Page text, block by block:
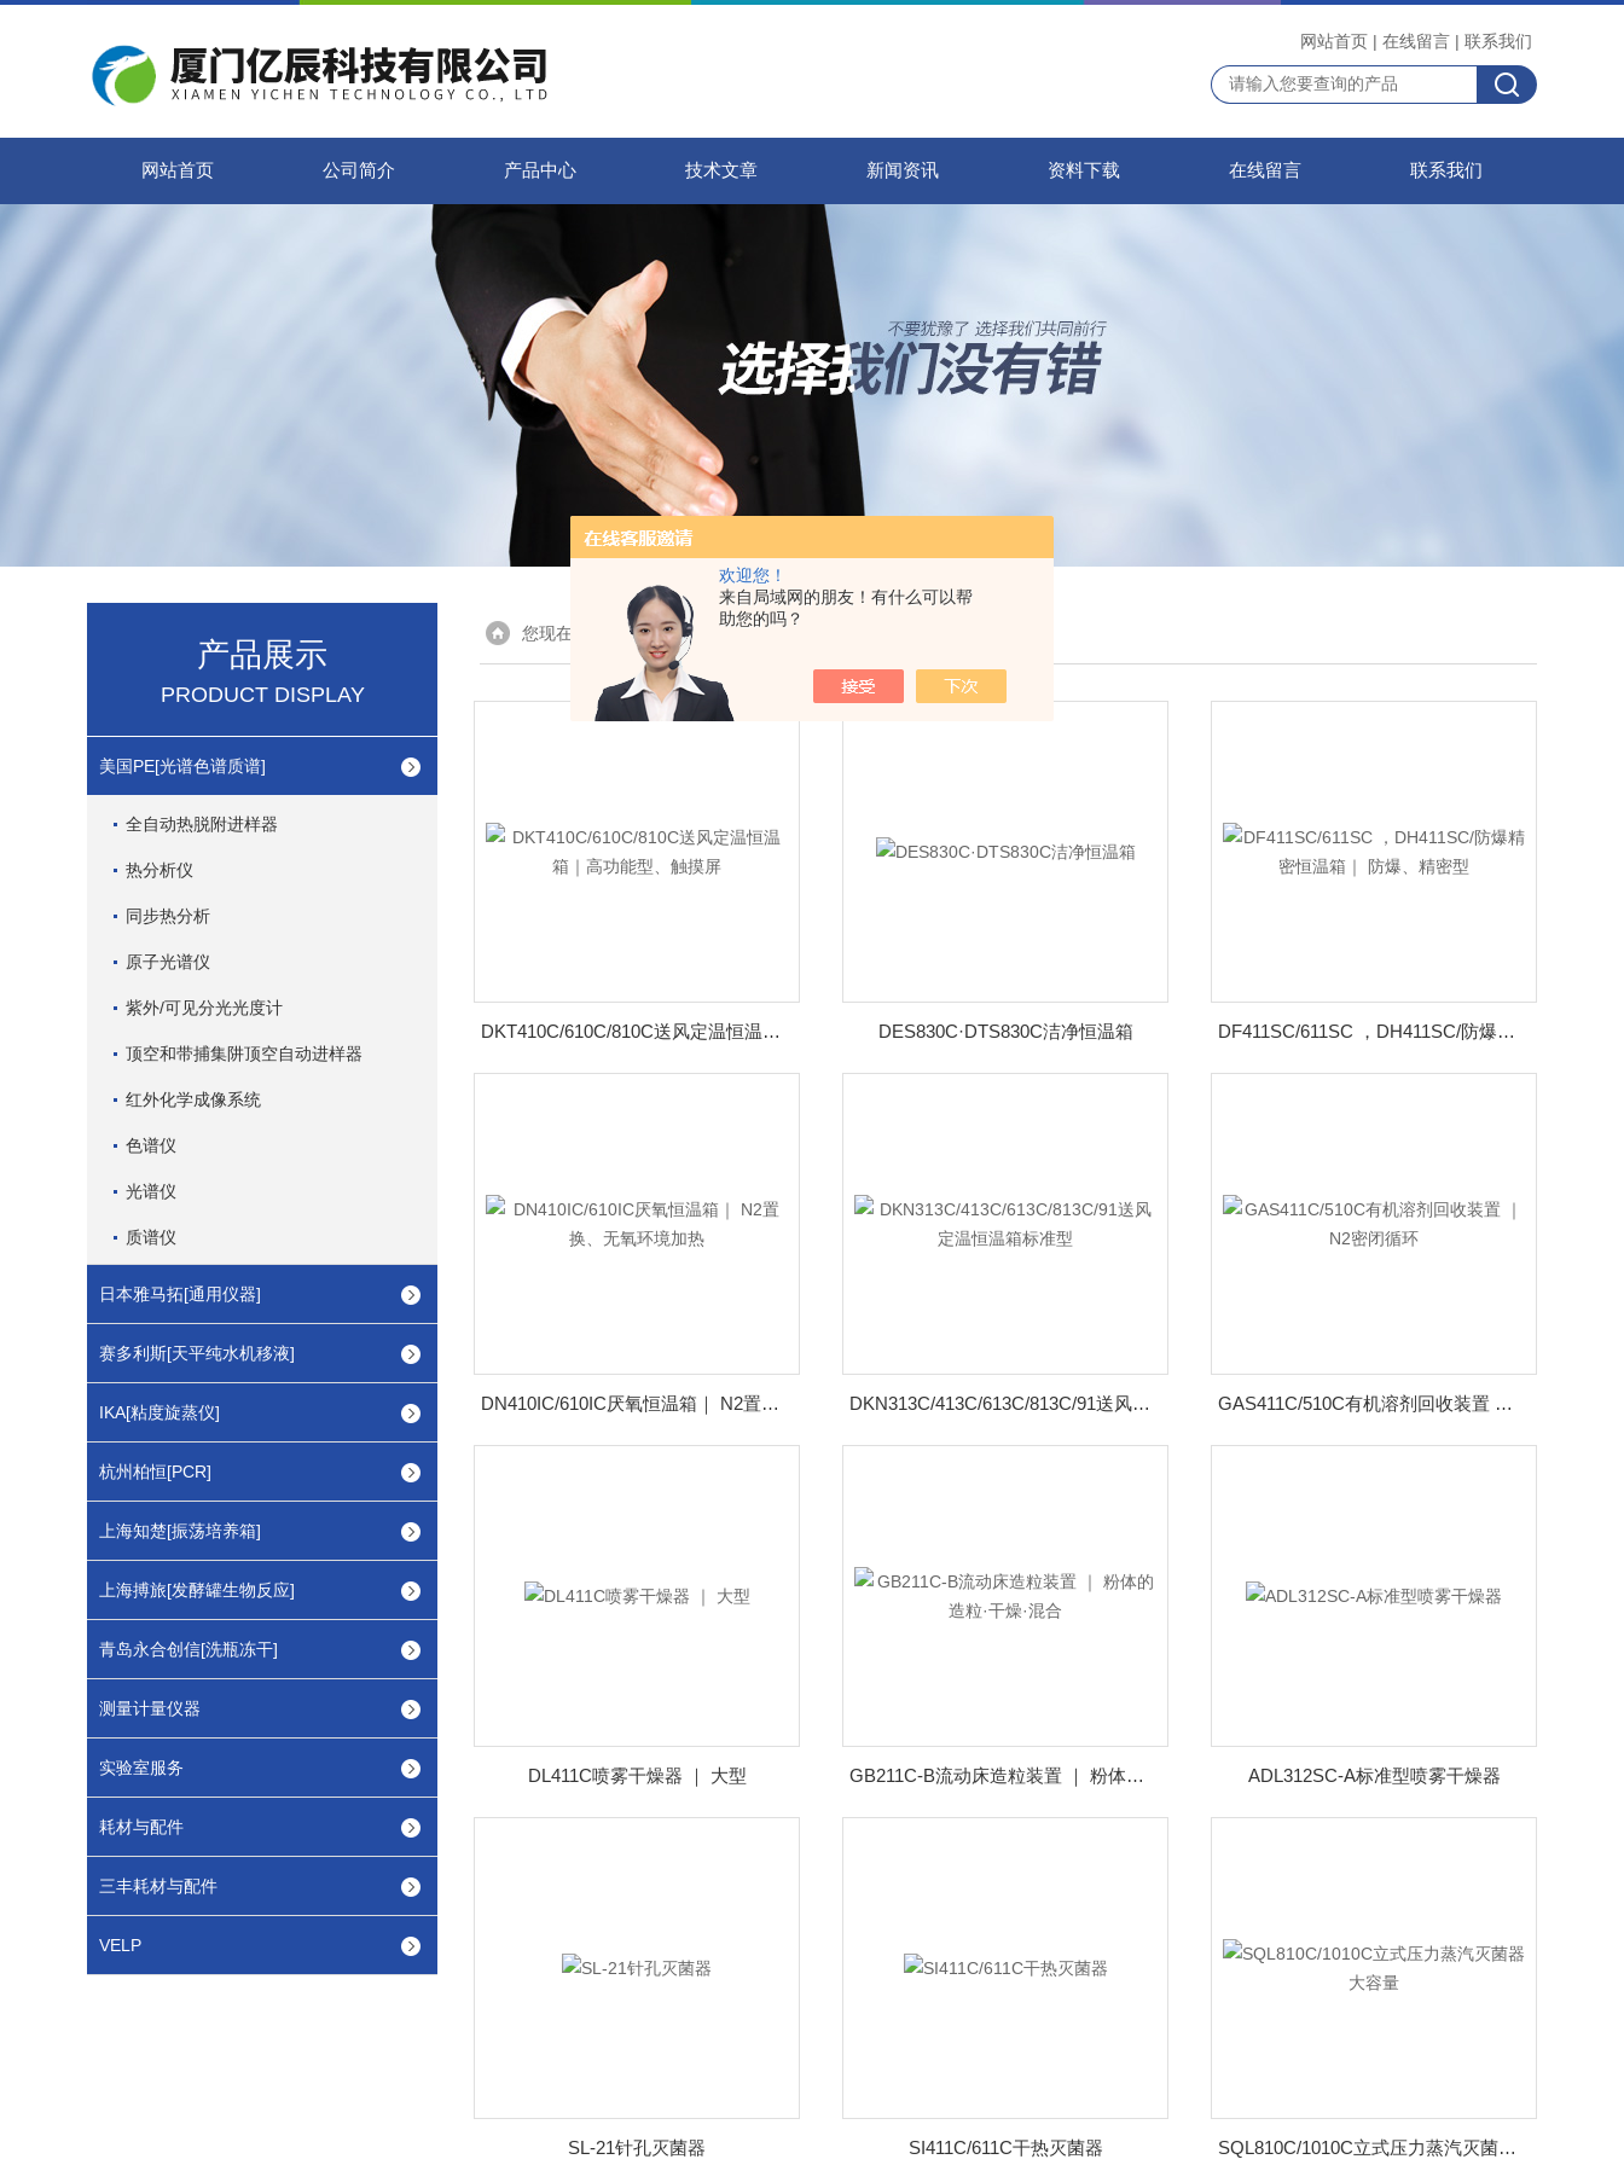
欢迎您！
来自局域网的朋友！有什么可以帮
助您的吗？
网站首页 | 在线留言 | 联系我们
网站首页 公司简介 产品中心 技术文章 新闻资讯 资料下载 在线留言 联系我们
产品展示
PRODUCT DISPLAY
美国PE[光谱色谱质谱]
全自动热脱附进样器
热分析仪
同步热分析
原子光谱仪
紫外/可见分光光度计
顶空和带捕集阱顶空自动进样器
红外化学成像系统
色谱仪
光谱仪
质谱仪
日本雅马拓[通用仪器]
赛多利斯[天平纯水机移液]
IKA[粘度旋蒸仪]
杭州柏恒[PCR]
上海知楚[振荡培养箱]
上海搏旅[发酵罐生物反应]
青岛永合创信[洗瓶冻干]
测量计量仪器
实验室服务
耗材与配件
三丰耗材与配件
VELP
您现在的位置：首页> 产品展示
DKT410C/610C/810C送风定温恒温箱｜高功能型、触摸屏 DES830C·DTS830C洁净恒温箱 DF411SC/611SC ，DH411SC/防爆精密恒温箱｜ 防爆、精密型
DN410IC/610IC厌氧恒温箱｜ N2置换、无氧环境加热 DKN313C/413C/613C/813C/91送风定温恒温箱标准型 GAS411C/510C有机溶剂回收装置 ｜ N2密闭循环
DL411C喷雾干燥器 ｜ 大型 GB211C-B流动床造粒装置 ｜ 粉体的造粒·干燥·混合 ADL312SC-A标准型喷雾干燥器
SL-21针孔灭菌器 SI411C/611C干热灭菌器 SQL810C/1010C立式压力蒸汽灭菌器大容量